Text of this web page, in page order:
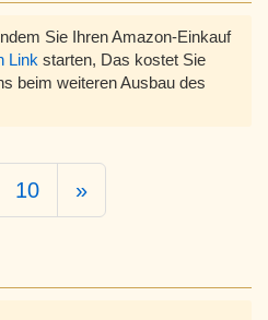
Sie Ihren Amazon-Einkauf
Link starten, Das kostet Sie
beim weiteren Ausbau des
10 »